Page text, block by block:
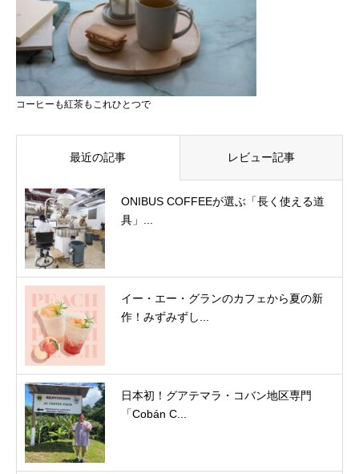
コーヒーも紅茶もこれひとつで
最近の記事 レビュー記事
ONIBUS COFFEEが選ぶ「長く使える道
具」...
イー・エー・グランのカフェから夏の新
作！みずみずし...
日本初！グアテマラ・コバン地区専門
「Cobán C...